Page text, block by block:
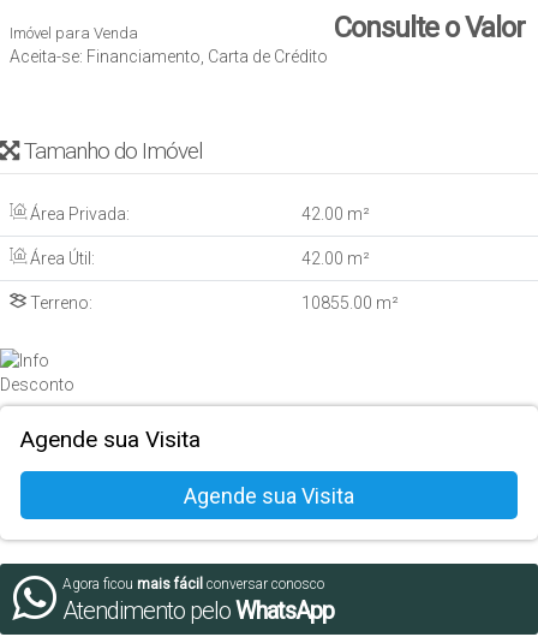
Consulte o Valor
Imóvel para Venda
Aceita-se: Financiamento, Carta de Crédito
Tamanho do Imóvel
Área Privada: 42.00 m²
Área Útil: 42.00 m²
Terreno: 10855.00 m²
Agende sua Visita
Agora ficou mais fácil conversar conosco
Atendimento peloWhatsApp